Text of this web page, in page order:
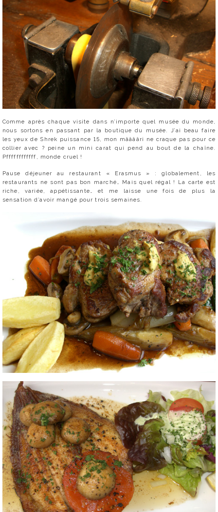
Comme après chaque visite dans n’importe quel musée du monde,
nous sortons en passant par la boutique du musée. J’ai beau faire
les yeux de Shrek puissance 15, mon mââââri ne craque pas pour ce
collier avec ? peine un mini carat qui pend au bout de la chaîne.
Pffffffffffff, monde cruel !
Pause déjeuner au restaurant « Erasmus » : globalement, les
restaurants ne sont pas bon marché… Mais quel régal ! La carte est
riche, variée, appétissante… et me laisse une fois de plus la
sensation d’avoir mangé pour trois semaines.